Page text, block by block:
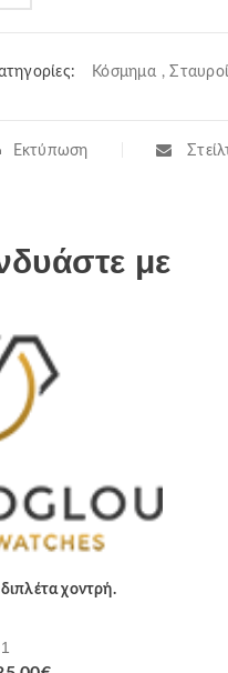
Κόσμημα ,
Εκτύπωση
με
χοντρή.